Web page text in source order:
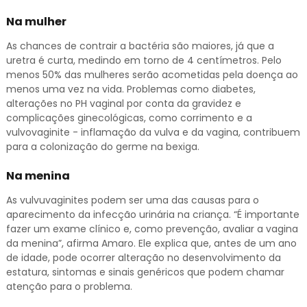
Na mulher
As chances de contrair a bactéria são maiores, já que a
uretra é curta, medindo em torno de 4 centímetros. Pelo
menos 50% das mulheres serão acometidas pela doença ao
menos uma vez na vida. Problemas como diabetes,
alterações no PH vaginal por conta da gravidez e
complicações ginecológicas, como corrimento e a
vulvovaginite - inflamação da vulva e da vagina, contribuem
para a colonização do germe na bexiga.
Na menina
As vulvuvaginites podem ser uma das causas para o
aparecimento da infecção urinária na criança. “É importante
fazer um exame clínico e, como prevenção, avaliar a vagina
da menina”, afirma Amaro. Ele explica que, antes de um ano
de idade, pode ocorrer alteração no desenvolvimento da
estatura, sintomas e sinais genéricos que podem chamar
atenção para o problema.